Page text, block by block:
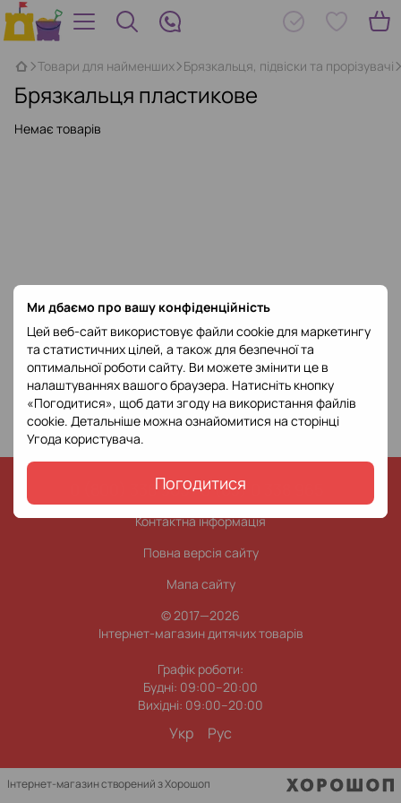
Ми дбаємо про вашу конфіденційність
Цей веб-сайт використовує файли cookie для маркетингу
та статистичних цілей, а також для безпечної та
оптимальної роботи сайту. Ви можете змінити це в
налаштуваннях вашого браузера. Натисніть кнопку
«Погодитися», щоб дати згоду на використання файлів
cookie. Детальніше можна ознайомитися на сторінці
Угода користувача.
Погодитися
Товари для найменших Брязкальця, підвіски та прорізувачі
Брязкальця пластикове
Немає товарів
0 (800) 338 965 0 (63) 0 338 965
Контактна інформація
Повна версія сайту
Мапа сайту
© 2017—2026
Інтернет-магазин дитячих товарів
Графік роботи:
Будні: 09:00–20:00
Вихідні: 09:00–20:00
Укр Рус
Інтернет-магазин створений з Хорошоп